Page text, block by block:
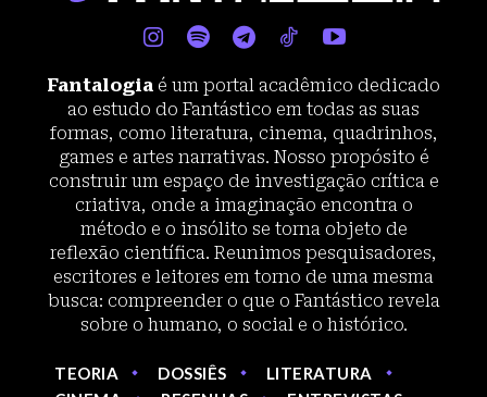
Fantalogia é um portal acadêmico dedicado
ao estudo do Fantástico em todas as suas
formas, como literatura, cinema, quadrinhos,
games e artes narrativas. Nosso propósito é
construir um espaço de investigação crítica e
criativa, onde a imaginação encontra o
método e o insólito se torna objeto de
reflexão científica. Reunimos pesquisadores,
escritores e leitores em torno de uma mesma
busca: compreender o que o Fantástico revela
sobre o humano, o social e o histórico.
TEORIA DOSSIÊS
LITERATURA